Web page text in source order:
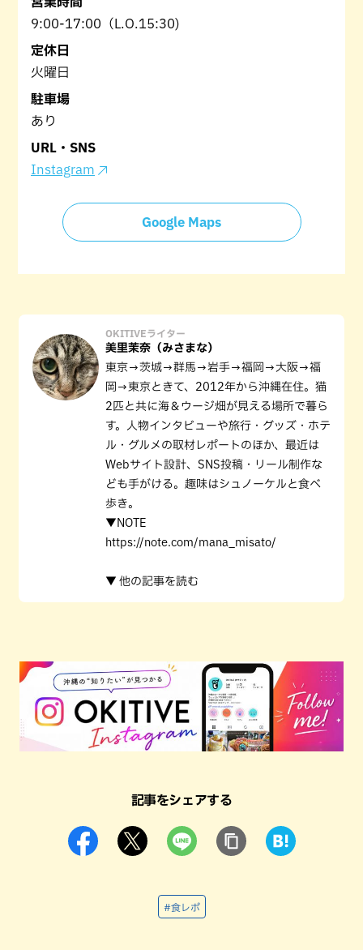
9:00-17:00（L.O.15:30)
定休日
火曜日
駐車場
あり
URL・SNS
Instagram
Google Maps
OKITIVEライター
美里茉奈（みさまな）
東京→茨城→群馬→岩手→福岡→大阪→福
岡→東京ときて、2012年から沖縄在住。猫
2匹と共に海＆ウージ畑が見える場所で暮ら
す。人物インタビューや旅行・グッズ・ホテ
ル・グルメの取材レポートのほか、最近は
Webサイト設計、SNS投稿・リール制作な
ども手がける。趣味はシュノーケルと食べ
歩き。
▼NOTE
https://note.com/mana_misato/
▼ 他の記事を読む
記事をシェアする
#食レポ